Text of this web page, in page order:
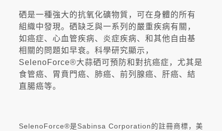
硒是一種強大的抗氧化礦物質，可在身體的所有
組織中發現。硒缺乏與一系列的嚴重疾病有關，
如癌症、心血管疾病、炎症疾病、和其他自由基
相關的問題如早衰。科學研究顯示，
SelenoForce®大蒜硒可預防和對抗癌症，尤其是
食管癌、胃賁門癌、肺癌、前列腺癌、肝癌、結
直腸癌等。
SelenoForce®是Sabinsa Corporation的註冊商標，美